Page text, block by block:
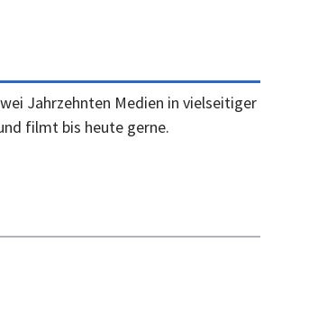
Jahrzehnten Medien in vielseitiger
filmt bis heute gerne.